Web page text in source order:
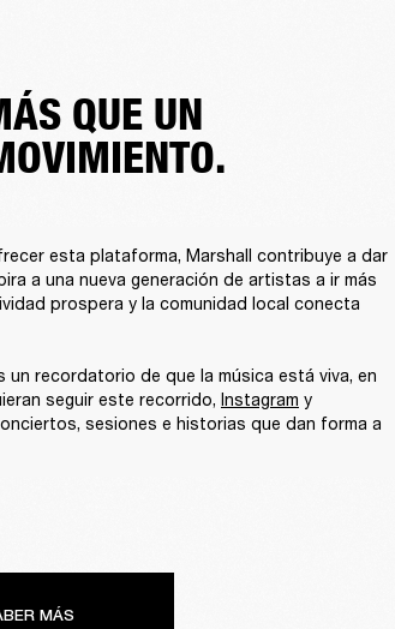
QUE UN
esta plataforma, Marshall contribuye a dar
a una nueva generación de artistas a ir más
prospera y la comunidad local conecta
un recordatorio de que la música está viva, en
seguir este recorrido, Instagram
sesiones e historias que dan forma a
MÁS